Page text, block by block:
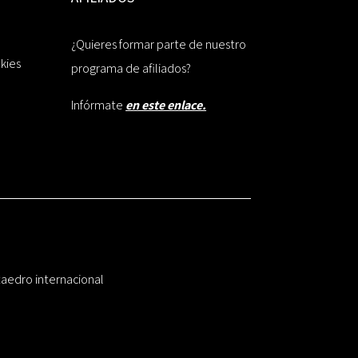
¿Quieres formar parte de nuestro
programa de afiliados?
Infórmate en este enlace.
internacional